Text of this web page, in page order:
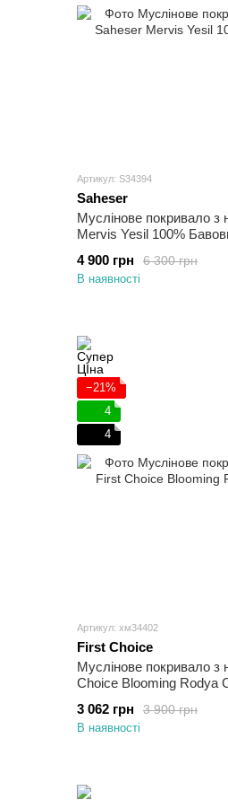
Артикул: S34394
Saheser
Муслінове покривало з
Mervis Yesil 100%
6 300 грн
4 900 грн
В наявності
−21%
4
4
Артикул: хм34402
First Choice
Муслінове покривало з
Choice Blooming Rodya
3 900 грн
3 062 грн
В наявності